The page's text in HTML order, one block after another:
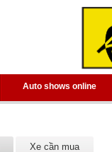
Auto shows online
Xe cần mua